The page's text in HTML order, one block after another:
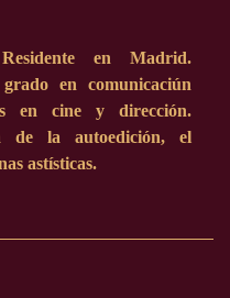
en Madrid.
en comunicaciún
en cine y dirección.
de la autoedición, el
astísticas.